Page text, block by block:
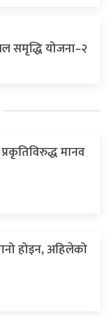
समृद्धि योजना–२
मानव
होइन, अहिलेको